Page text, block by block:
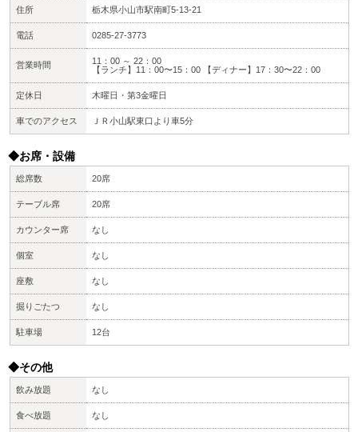
住所 栃木県小山市駅南町5-13-21
電話 0285-27-3773
営業時間
11：00 ～ 22：00
【ランチ】11：00〜15：00 【ディナー】17：30〜22：00
定休日 木曜日・第3金曜日
車でのアクセス ＪＲ小山駅東口より車5分
◆お席・設備
総席数 20席
テーブル席 20席
カウンター席 なし
個室 なし
座敷 なし
掘りごたつ なし
駐車場 12台
◆その他
飲み放題 なし
食べ放題 なし